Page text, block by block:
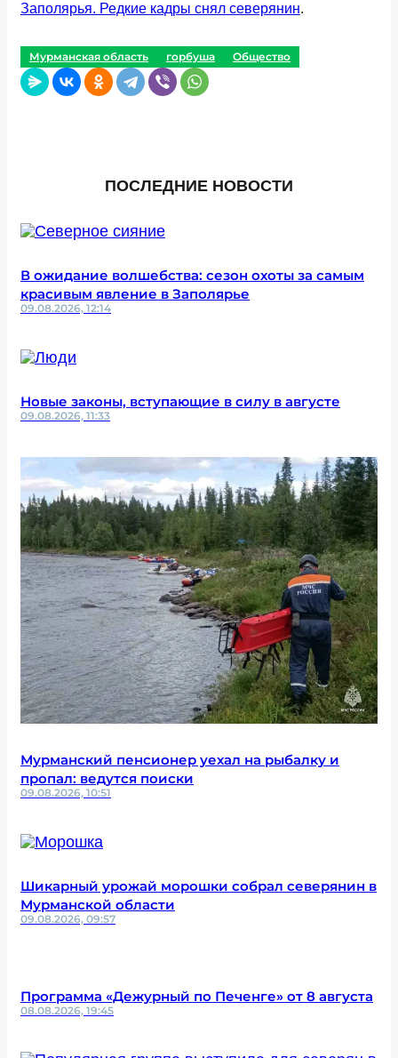
Заполярья. Редкие кадры снял северянин.
Мурманская область горбуша Общество
ПОСЛЕДНИЕ НОВОСТИ
В ожидание волшебства: сезон охоты за самым
красивым явление в Заполярье
09.08.2026, 12:14
Новые законы, вступающие в силу в августе
09.08.2026, 11:33
Мурманский пенсионер уехал на рыбалку и
пропал: ведутся поиски
09.08.2026, 10:51
Шикарный урожай морошки собрал северянин в
Мурманской области
09.08.2026, 09:57
Программа «Дежурный по Печенге» от 8 августа
08.08.2026, 19:45